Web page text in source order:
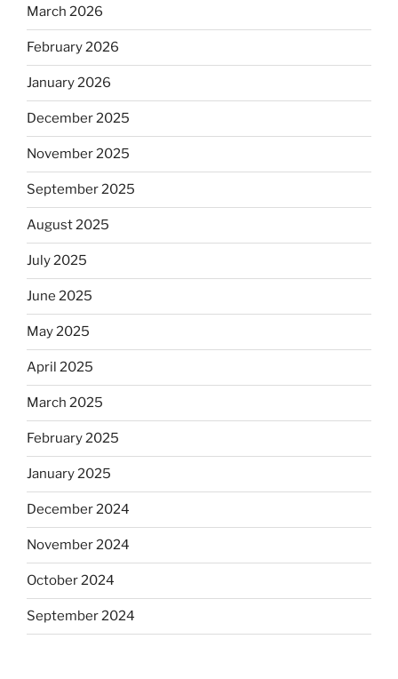
March 2026
February 2026
January 2026
December 2025
November 2025
September 2025
August 2025
July 2025
June 2025
May 2025
April 2025
March 2025
February 2025
January 2025
December 2024
November 2024
October 2024
September 2024